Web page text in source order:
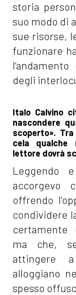
storia
suo modo di
sue risorse,
funzionare
degli
Italo Calvino
nascondere
scoperto».
cela qualche
lettore dovrà
Leggendo
accorgevo
offrendo
condividere
certamente
ma che,
attingere
alloggiano
spesso